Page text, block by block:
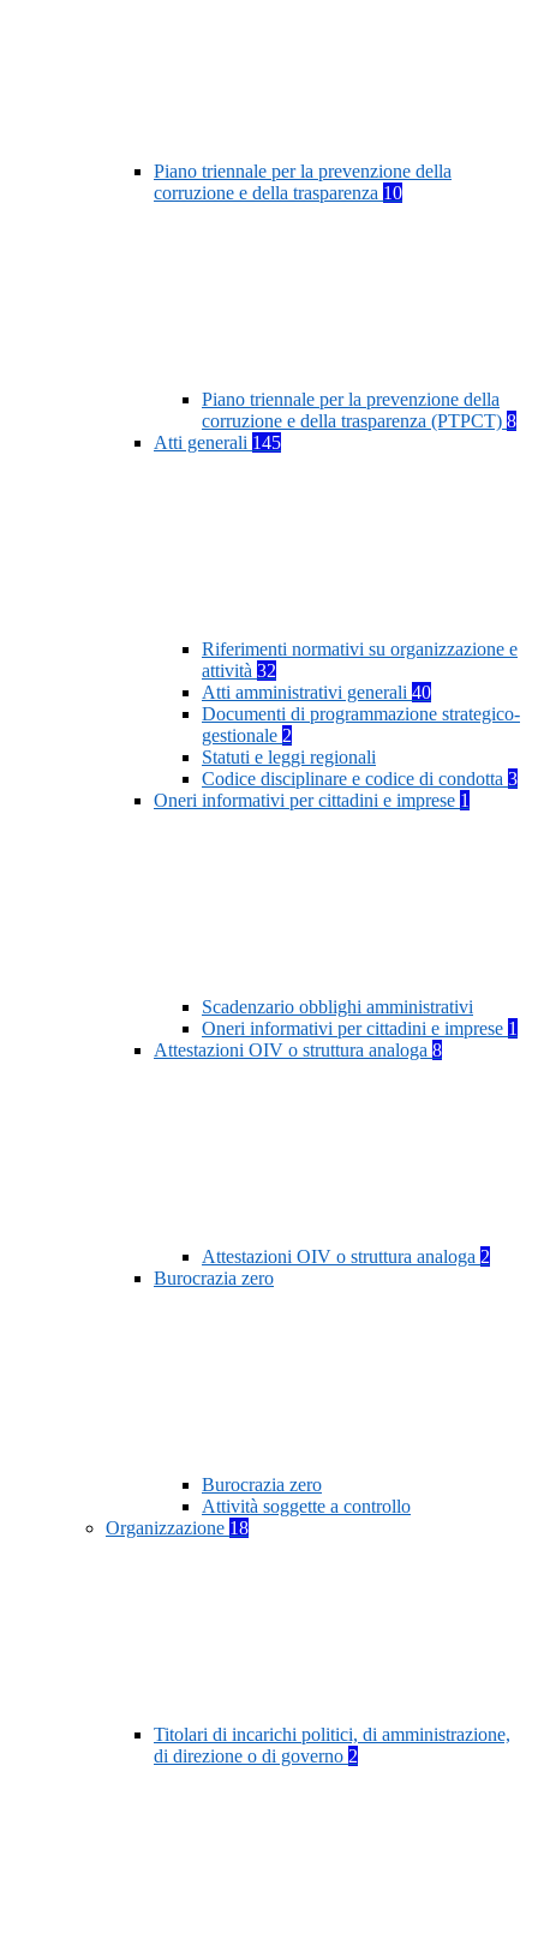
Piano triennale per la prevenzione della
corruzione e della trasparenza 10
Piano triennale per la prevenzione della
corruzione e della trasparenza (PTPCT) 8
Atti generali 145
Riferimenti normativi su organizzazione e
attività 32
Atti amministrativi generali 40
Documenti di programmazione strategico-
gestionale 2
Statuti e leggi regionali
Codice disciplinare e codice di condotta 3
Oneri informativi per cittadini e imprese 1
Scadenzario obblighi amministrativi
Oneri informativi per cittadini e imprese 1
Attestazioni OIV o struttura analoga 8
Attestazioni OIV o struttura analoga 2
Burocrazia zero
Burocrazia zero
Attività soggette a controllo
Organizzazione 18
Titolari di incarichi politici, di amministrazione,
di direzione o di governo 2